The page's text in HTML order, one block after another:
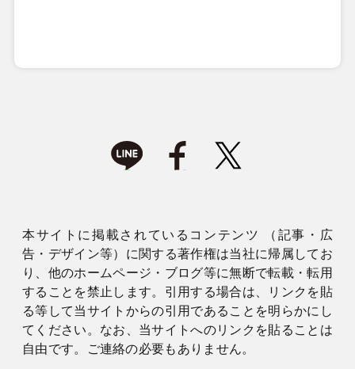
本サイトに掲載されているコンテンツ （記事・広
告・デザイン等）に関する著作権は当社に帰属してお
り、他のホームページ・ブログ等に無断で転載・転用
することを禁止します。引用する場合は、リンクを貼
る等して当サイトからの引用であることを明らかにし
てください。なお、当サイトへのリンクを貼ることは
自由です。ご連絡の必要もありません。